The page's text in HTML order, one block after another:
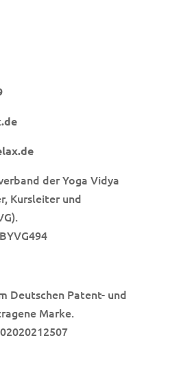
der Yoga Vidya
Kursleiter und
Deutschen Patent- und
Marke.